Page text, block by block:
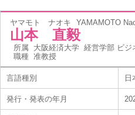
ヤマモト ナオキ YAMAMOTO
山本 直毅
所属 大阪経済大学 経営学部 ビジ
職種 准教授
言語種別 日
発行・発表の年月